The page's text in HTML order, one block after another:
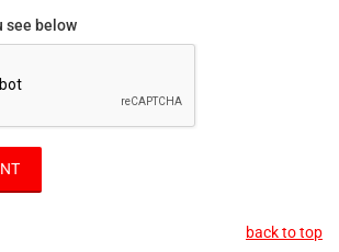
see below
back to top